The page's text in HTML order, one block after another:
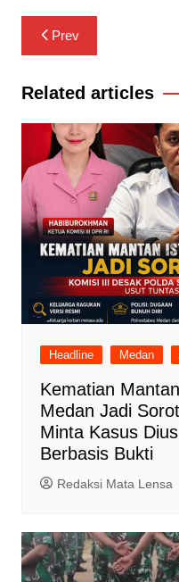
Navigasi
pos
Prev
Related articles
Headline Medan
Kematian
Medan Jadi
Minta Kasus
Berbasis Bukti
Redaksi Mata Lensa